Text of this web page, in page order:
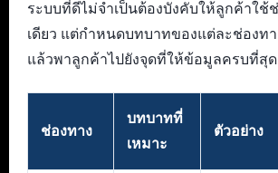
ระบบที่ดีไม่จำเป็นต้องบังคับให้ลูกค้าใช้
เดียว แต่กำหนดบทบาทของแต่ละช่องท
แล้วพาลูกค้าไปยังจุดที่ให้ข้อมูลครบที่สุด
ช่องทาง
บทบาทที่
เหมาะ
ตัวอย่าง